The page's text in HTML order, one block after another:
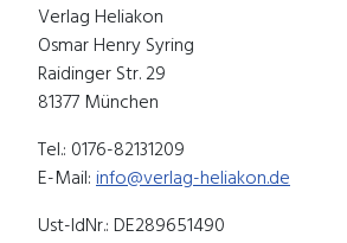
Verlag Heliakon
Osmar Henry Syring
Raidinger Str. 29
81377 München
Tel.: 0176-82131209
E-Mail:info@verlag-heliakon.de
Ust-IdNr.: DE289651490